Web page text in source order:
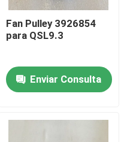
Fan Pulley 3926854
para QSL9.3
Enviar Consulta